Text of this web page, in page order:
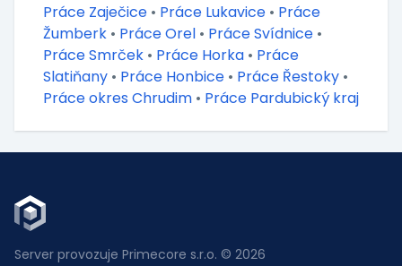
Práce Zaječice • Práce Lukavice • Práce
Žumberk • Práce Orel • Práce Svídnice •
Práce Smrček • Práce Horka • Práce
Slatiňany • Práce Honbice • Práce Řestoky •
Práce okres Chrudim • Práce Pardubický kraj
Server provozuje Primecore s.r.o. © 2026